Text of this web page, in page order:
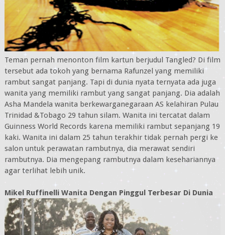
Teman pernah menonton film kartun berjudul Tangled? Di film
tersebut ada tokoh yang bernama Rafunzel yang memiliki
rambut sangat panjang. Tapi di dunia nyata ternyata ada juga
wanita yang memiliki rambut yang sangat panjang. Dia adalah
Asha Mandela wanita berkewarganegaraan AS kelahiran Pulau
Trinidad &Tobago 29 tahun silam. Wanita ini tercatat dalam
Guinness World Records karena memiliki rambut sepanjang 19
kaki. Wanita ini dalam 25 tahun terakhir tidak pernah pergi ke
salon untuk perawatan rambutnya, dia merawat sendiri
rambutnya. Dia mengepang rambutnya dalam kesehariannya
agar terlihat lebih unik.
Mikel Ruffinelli Wanita Dengan Pinggul Terbesar Di Dunia